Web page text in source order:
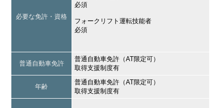
必要な免許・資格
必須
フォークリフト運転技能者
必須
普通自動車免許
普通自動車免許（AT限定可）
取得支援制度有
年齢
普通自動車免許（AT限定可）
取得支援制度有